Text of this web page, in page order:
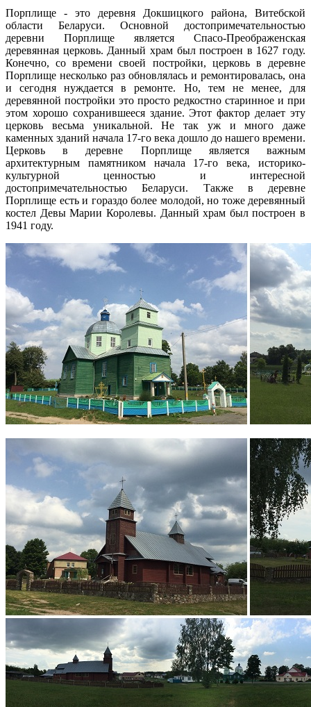
Порплище - это деревня Докшицкого района, Витебской
области Беларуси. Основной достопримечательностью
деревни Порплище является Спасо-Преображенская
деревянная церковь. Данный храм был построен в 1627 году.
Конечно, со времени своей постройки, церковь в деревне
Порплище несколько раз обновлялась и ремонтировалась, она
и сегодня нуждается в ремонте. Но, тем не менее, для
деревянной постройки это просто редкостно старинное и при
этом хорошо сохранившееся здание. Этот фактор делает эту
церковь весьма уникальной. Не так уж и много даже
каменных зданий начала 17-го века дошло до нашего времени.
Церковь в деревне Порплище является важным
архитектурным памятником начала 17-го века, историко-
культурной ценностью и интересной
достопримечательностью Беларуси. Также в деревне
Порплище есть и гораздо более молодой, но тоже деревянный
костел Девы Марии Королевы. Данный храм был построен в
1941 году.